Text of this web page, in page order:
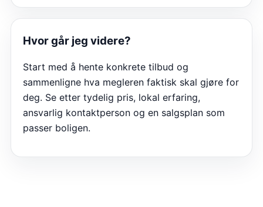
Hvor går jeg videre?
Start med å hente konkrete tilbud og
sammenligne hva megleren faktisk skal gjøre for
deg. Se etter tydelig pris, lokal erfaring,
ansvarlig kontaktperson og en salgsplan som
passer boligen.